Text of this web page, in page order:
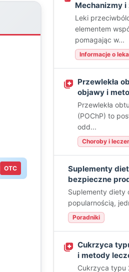
OTC
Mechanizmy
Leki
elementem
pomagając w...
Informacje o
Przewlekła
objawy i
Przewlekła
(POChP) to
odd...
Choroby i
Suplementy
bezpieczne
Suplementy diety
popularnością,
Poradniki
Cukrzyca
i metody
Cukrzyca typu